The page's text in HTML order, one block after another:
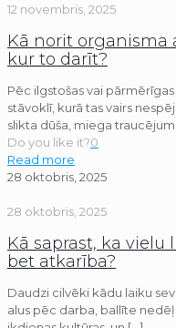
12 novembris, 2025
Kā norit organisma
kur to darīt?
Pēc ilgstošas vai
stāvoklī, kurā tas vairs
slikta dūša, miega
Do you like it?0
Read more
28 oktobris, 2025
28 oktobris, 2025
Kā saprast, ka vielu
bet atkarība?
Daudzi cilvēki kādu laiku sev
alus pēc darba, ballīte